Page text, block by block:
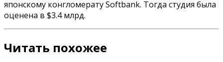
японскому конгломерату Softbank. Тогда студия была
оценена в $3.4 млрд.
Читать похожее